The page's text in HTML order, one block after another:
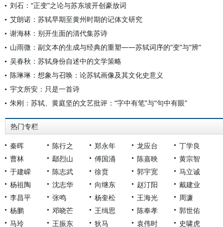
刘石：“正变”之论与苏东坡开创豪放词
艾朗诺：苏轼早期至黄州时期的记体文研究
谢海林：别开生面的清代集苏诗
山雨微：副文本的生成与经典的重塑——苏轼词序的“变”与“辨”
吴春秋：苏轼身份自述中的文学策略
陈琳琳：想象与召唤：论苏轼画像及其文化史意义
宇文所安：只是一首诗
朱刚：苏轼、黄庭坚的文艺批评：“字中有笔”与“句中有眼”
热门专栏
秦晖 陈行之 郑永年 龙应台
丁学良
曹林
鄢烈山 傅国涌 陈嘉映
黄宗智
于建嵘
陈志武 徐贲 郭宇宽
马立诚
杨祖陶
沈志华 向继东 赵汀阳
戴建业
李昌平
张鸣 杨奎松 王海光
周濂
杨鹏
邓晓芒 王缉思 陈奉孝
郭世佑
马玲
王振东 狄马 袁伟时 史啸虎